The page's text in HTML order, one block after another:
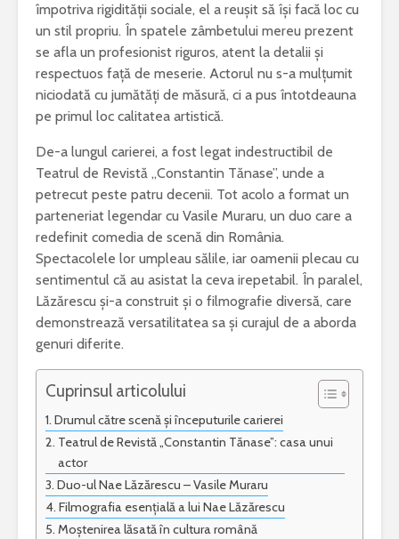
împotriva rigidității sociale, el a reușit să își facă loc cu
un stil propriu. În spatele zâmbetului mereu prezent
se afla un profesionist riguros, atent la detalii și
respectuos față de meserie. Actorul nu s-a mulțumit
niciodată cu jumătăți de măsură, ci a pus întotdeauna
pe primul loc calitatea artistică.
De-a lungul carierei, a fost legat indestructibil de
Teatrul de Revistă „Constantin Tănase”, unde a
petrecut peste patru decenii. Tot acolo a format un
parteneriat legendar cu Vasile Muraru, un duo care a
redefinit comedia de scenă din România.
Spectacolele lor umpleau sălile, iar oamenii plecau cu
sentimentul că au asistat la ceva irepetabil. În paralel,
Lăzărescu și-a construit și o filmografie diversă, care
demonstrează versatilitatea sa și curajul de a aborda
genuri diferite.
Cuprinsul articolului
Drumul către scenă și începuturile carierei
Teatrul de Revistă „Constantin Tănase”: casa unui
actor
Duo-ul Nae Lăzărescu – Vasile Muraru
Filmografia esențială a lui Nae Lăzărescu
Moștenirea lăsată în cultura română
„Iona” de Marin
Sorescu – opera ce
percepția asupra
teatrului
Esti pasionat de muzica? Invata un
instrument care ti se potriveste
Text argumentativ despre iubire
Ce este acneea
CU ELEMENTE DE
PSIHOLOGICA -MOARA
NOROC – Ioan Slavici
Vrei sa fii
cei mai